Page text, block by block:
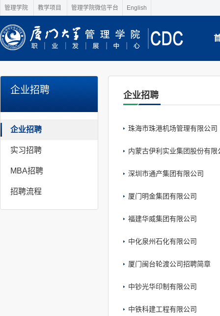
管理学院 教学项目 管理学院微信平台 English
企业招聘
企业招聘
实习招聘
MBA招聘
招聘流程
企业招聘
珠海市珠港机场管理有限公司
内蒙古伊利实业集团股份有
深圳市通产集团有限公司
厦门明金集团有限公司
福建华威集团有限公司
中化泉州石化有限公司
厦门闽台轮渡公司招聘简章
中钞光华印制有限公司
中铁科建工程有限公司